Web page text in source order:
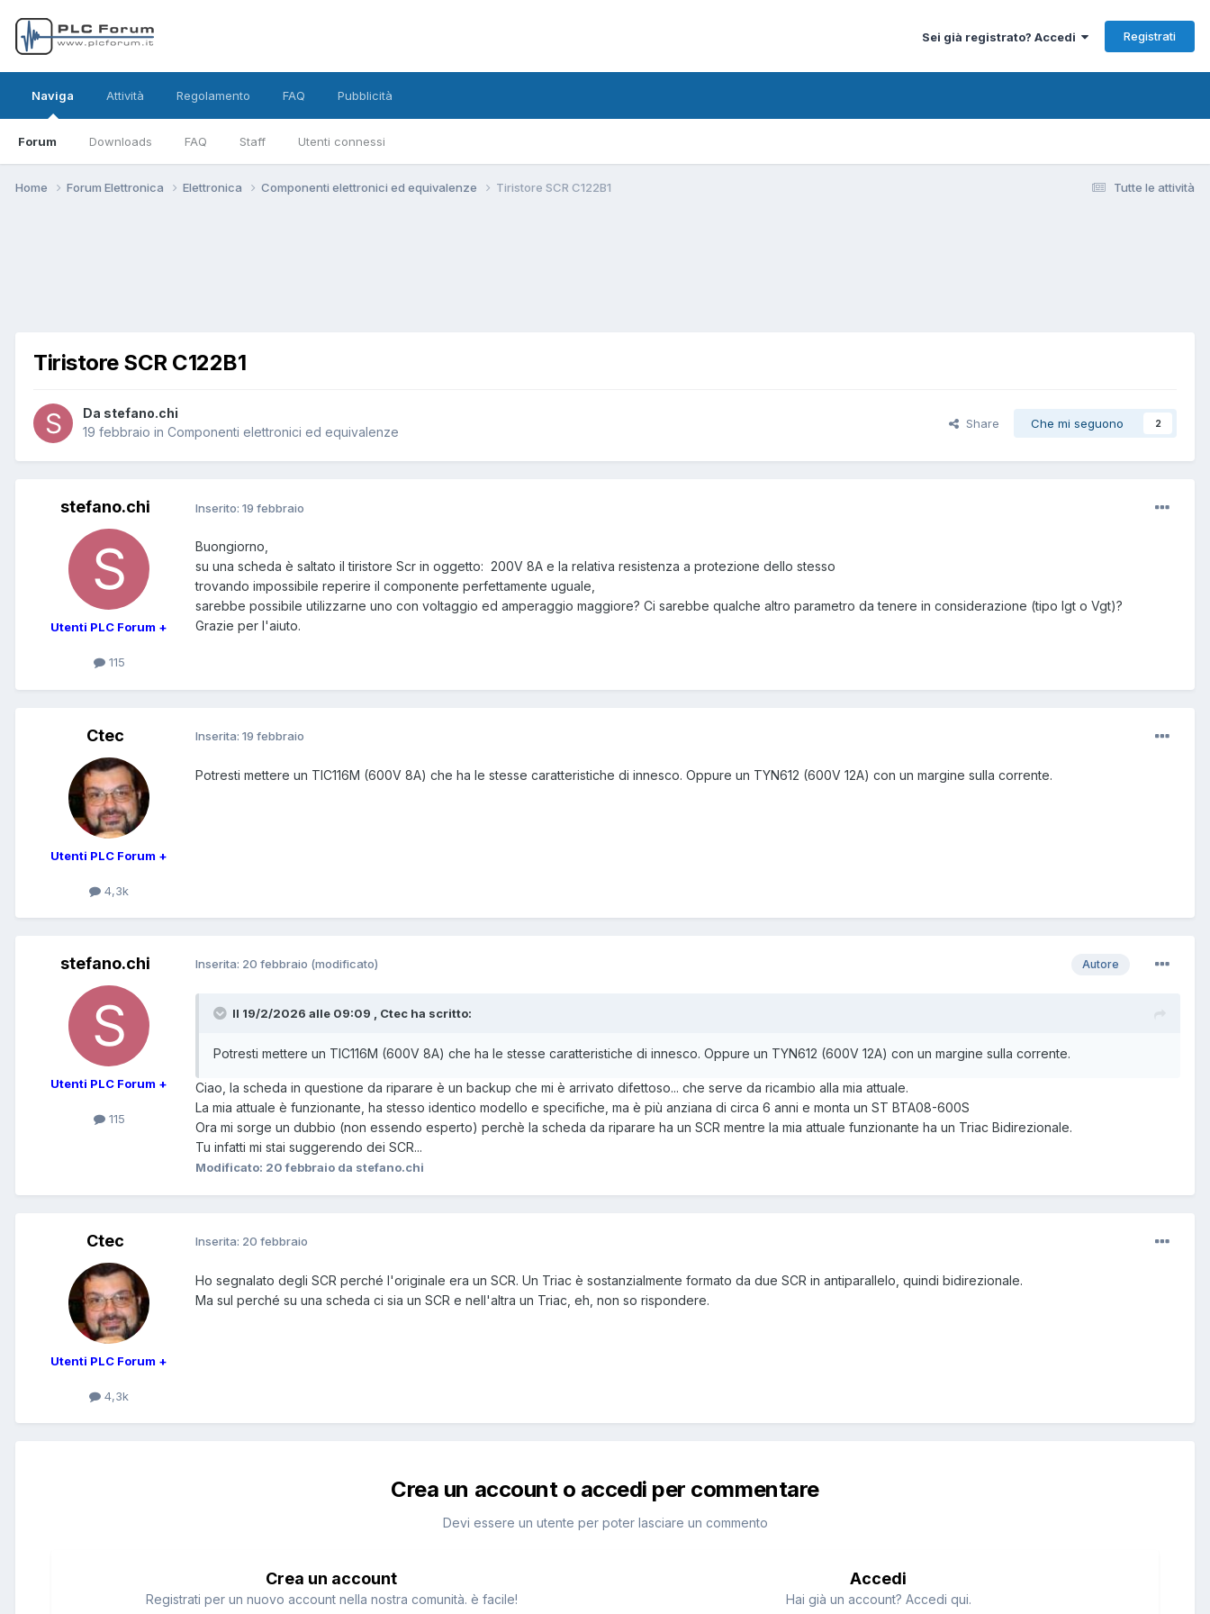
Sei già registrato? Accedi Registrati
Naviga
Forum Downloads FAQ Staff Utenti connessi
Attività Regolamento FAQ Pubblicità
Tutte le attività
Home Forum Elettronica Elettronica Componenti elettronici ed equivalenze Tiristore SCR C122B1
Tiristore SCR C122B1
Da stefano.chi
19 febbraio in Componenti elettronici ed equivalenze
Share Che mi seguono 2
stefano.chi
Utenti PLC Forum +
115
Inserito: 19 febbraio
Buongiorno,
su una scheda è saltato il tiristore Scr in oggetto: 200V 8A e la relativa resistenza a protezione dello stesso
trovando impossibile reperire il componente perfettamente uguale,
sarebbe possibile utilizzarne uno con voltaggio ed amperaggio maggiore? Ci sarebbe qualche altro parametro da tenere in considerazione (tipo Igt o Vgt)?
Grazie per l'aiuto.
Ctec
Utenti PLC Forum +
4,3k
Inserita: 19 febbraio
Potresti mettere un TIC116M (600V 8A) che ha le stesse caratteristiche di innesco. Oppure un TYN612 (600V 12A) con un margine sulla corrente.
stefano.chi
Utenti PLC Forum +
115
Autore
Inserita: 20 febbraio (modificato)
Il 19/2/2026 alle 09:09 , Ctec ha scritto:
Potresti mettere un TIC116M (600V 8A) che ha le stesse caratteristiche di innesco. Oppure un TYN612 (600V 12A) con un margine sulla corrente.
Ciao, la scheda in questione da riparare è un backup che mi è arrivato difettoso... che serve da ricambio alla mia attuale.
La mia attuale è funzionante, ha stesso identico modello e specifiche, ma è più anziana di circa 6 anni e monta un ST BTA08-600S
Ora mi sorge un dubbio (non essendo esperto) perchè la scheda da riparare ha un SCR mentre la mia attuale funzionante ha un Triac Bidirezionale.
Tu infatti mi stai suggerendo dei SCR...
Modificato: 20 febbraio da stefano.chi
Ctec
Utenti PLC Forum +
4,3k
Inserita: 20 febbraio
Ho segnalato degli SCR perché l'originale era un SCR. Un Triac è sostanzialmente formato da due SCR in antiparallelo, quindi bidirezionale.
Ma sul perché su una scheda ci sia un SCR e nell'altra un Triac, eh, non so rispondere.
Crea un account o accedi per commentare
Devi essere un utente per poter lasciare un commento
Crea un account
Registrati per un nuovo account nella nostra comunità. è facile!
Accedi
Hai già un account? Accedi qui.